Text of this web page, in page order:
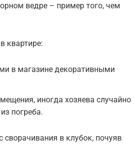
ведре – пример того, чем
квартире:
в магазине декоративными
иногда хозяева случайно
погреба.
сворачивания в клубок, почуяв